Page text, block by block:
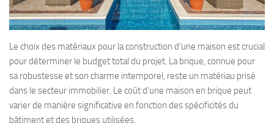
Le choix des matériaux pour la construction d’une maison est crucial
pour déterminer le budget total du projet. La brique, connue pour
sa robustesse et son charme intemporel, reste un matériau prisé
dans le secteur immobilier. Le coût d’une maison en brique peut
varier de manière significative en fonction des spécificités du
bâtiment et des briques utilisées.